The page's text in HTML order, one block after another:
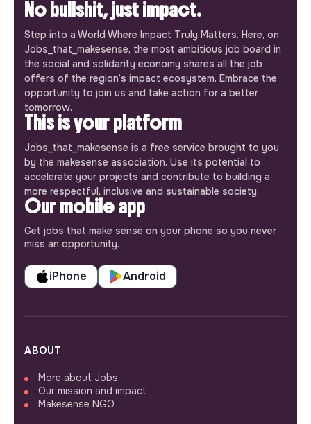
No bullshit, just impact.
Step into a World Where Impact Truly Matters. Here, on
Jobs_that_makesense, the most ambitious job board in
the social and solidarity economy shares all the job
offers of the region’s impact ecosystem. Embrace the
opportunity to join us and take action for a better
tomorrow.
This is your platform
Jobs_that_makesense is a free service brought to you
by the makesense association. Use its potential to
accelerate your projects and contribute to building a
more respectful, inclusive and sustainable society.
Our mobile app
Get jobs that make sense on your phone so you never
miss an opportunity.
iPhone Android
ABOUT
More about Jobs
Our mission and impact
Makesense NGO